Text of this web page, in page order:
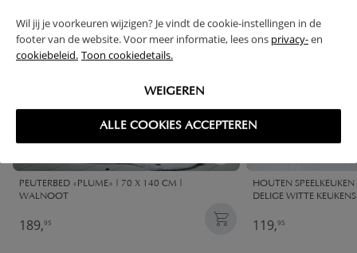
Wil jij je voorkeuren wijzigen? Je vindt de cookie-instellingen in de
footer van de website. Voor meer informatie, lees ons privacy-en
cookiebeleid. Toon cookiedetails.
WEIGEREN
ALLE COOKIES ACCEPTEREN
PEUTERBED «PLUME» | 70 X 140 CM |
WALNOOT
189,95
HOUTEN
DELIGE WITTE
119,95